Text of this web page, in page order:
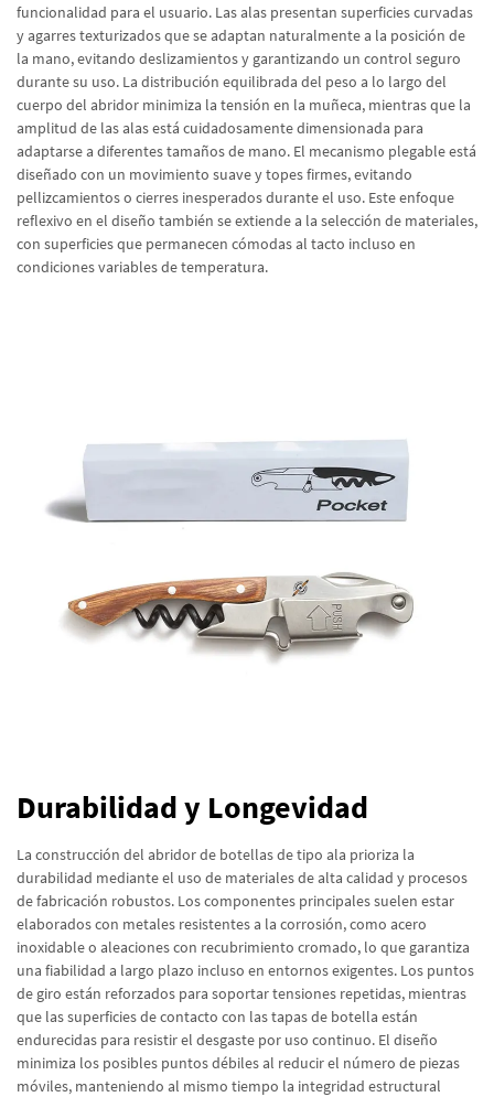
funcionalidad para el usuario. Las alas presentan superficies curvadas
y agarres texturizados que se adaptan naturalmente a la posición de
la mano, evitando deslizamientos y garantizando un control seguro
durante su uso. La distribución equilibrada del peso a lo largo del
cuerpo del abridor minimiza la tensión en la muñeca, mientras que la
amplitud de las alas está cuidadosamente dimensionada para
adaptarse a diferentes tamaños de mano. El mecanismo plegable está
diseñado con un movimiento suave y topes firmes, evitando
pellizcamientos o cierres inesperados durante el uso. Este enfoque
reflexivo en el diseño también se extiende a la selección de materiales,
con superficies que permanecen cómodas al tacto incluso en
condiciones variables de temperatura.
Durabilidad y Longevidad
La construcción del abridor de botellas de tipo ala prioriza la
durabilidad mediante el uso de materiales de alta calidad y procesos
de fabricación robustos. Los componentes principales suelen estar
elaborados con metales resistentes a la corrosión, como acero
inoxidable o aleaciones con recubrimiento cromado, lo que garantiza
una fiabilidad a largo plazo incluso en entornos exigentes. Los puntos
de giro están reforzados para soportar tensiones repetidas, mientras
que las superficies de contacto con las tapas de botella están
endurecidas para resistir el desgaste por uso continuo. El diseño
minimiza los posibles puntos débiles al reducir el número de piezas
móviles, manteniendo al mismo tiempo la integridad estructural